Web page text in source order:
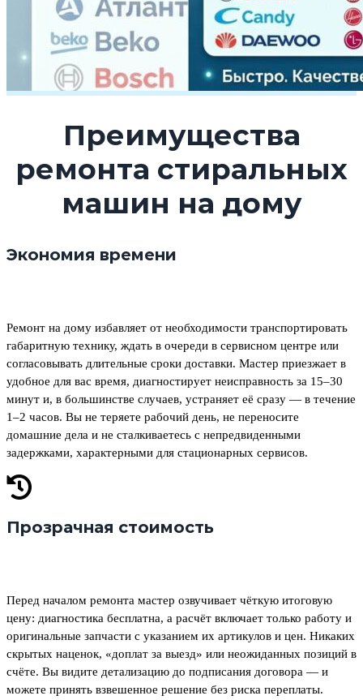
Преимущества
ремонта стиральных
машин на дому
Экономия времени
Ремонт на дому избавляет от необходимости транспортировать
габаритную технику, ждать в очереди в сервисном центре или
согласовывать длительные сроки доставки. Мастер приезжает в
удобное для вас время, диагностирует неисправность за 15–30
минут и, в большинстве случаев, устраняет её сразу — в течение
1–2 часов. Вы не теряете рабочий день, не переносите
домашние дела и не сталкиваетесь с непредвиденными
задержками, характерными для стационарных сервисов.
Прозрачная стоимость
Перед началом ремонта мастер озвучивает чёткую итоговую
цену: диагностика бесплатна, а расчёт включает только работу и
оригинальные запчасти с указанием их артикулов и цен. Никаких
скрытых наценок, «доплат за выезд» или неожиданных позиций в
счёте. Вы видите детализацию до подписания договора — и
можете принять взвешенное решение без риска переплаты.